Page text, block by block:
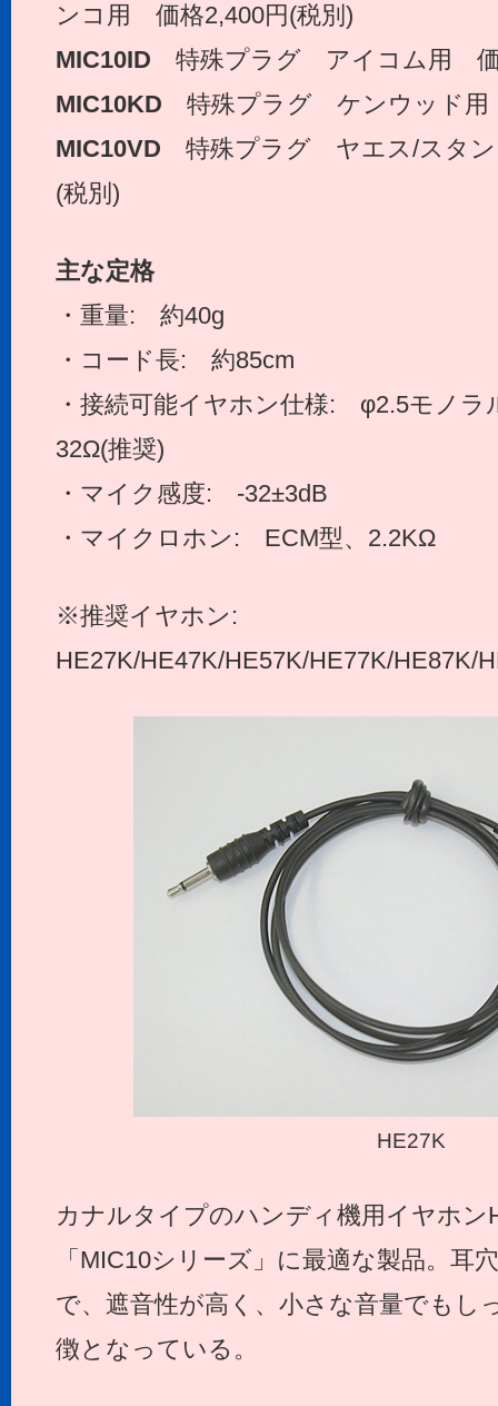
ンコ用 価格2,400円(税別)
MIC10ID 特殊プラグ アイコム用 価
MIC10KD 特殊プラグ ケンウッド用
MIC10VD 特殊プラグ ヤエス/スタ
(税別)
主な定格
・重量: 約40g
・コード長: 約85cm
・接続可能イヤホン仕様: φ2.5モノラ
32Ω(推奨)
・マイク感度: -32±3dB
・マイクロホン: ECM型、2.2KΩ
※推奨イヤホン:
HE27K/HE47K/HE57K/HE77K/HE87K/
HE27K
カナルタイプのハンディ機用イヤホン
「MIC10シリーズ」に最適な製品。耳
で、遮音性が高く、小さな音量でもし
徴となっている。